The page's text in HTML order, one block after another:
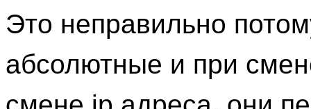
Это неправильно
абсолютные и при